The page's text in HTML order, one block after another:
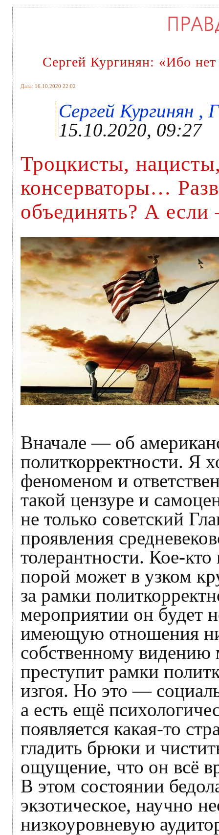
Сергей Кургинян: «Ибо
Дата: 16.10.2020 22:02
Сергей Кургинян ,
15.10.2020, 09:27
Троцкисты,
консерваторы…
объединять? А если
Вначале — об
политкорректности. Я
феноменом и
такой цензуре и
не только советский
проявления
толерантности. Кое-
порой может в узком
за рамки
мероприятии он будет
имеющую отношения ни
собственному видению
преступит рамки
изгоя. Но это —
а есть ещё
появляется какая-то
гладить брюки и
ощущение, что он всё
В этом состоянии
экзотическое, научно
низкоуровневую